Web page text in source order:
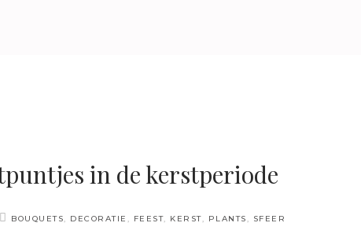
in de kerstperiode
BOUQUETS, DECORATIE , FEEST, KERST, PLANTS , SFEER